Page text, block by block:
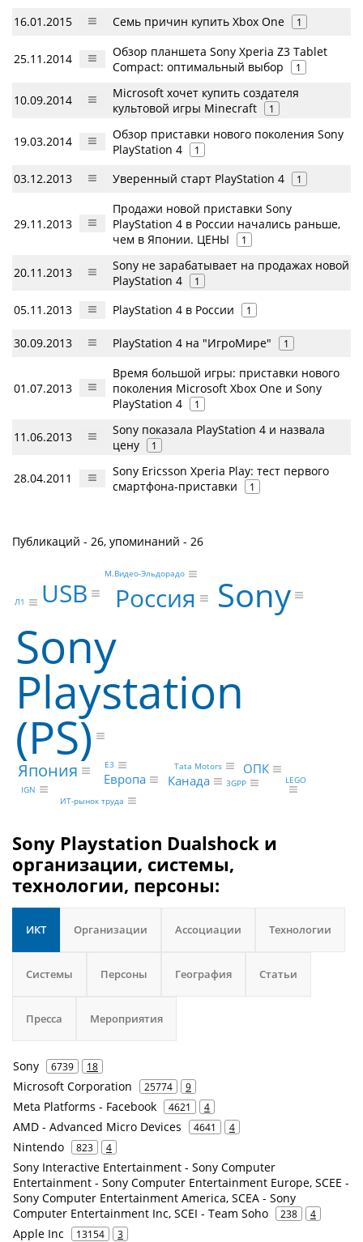
16.01.2015 Семь причин купить Xbox One 1
25.11.2014
Обзор планшета Sony Xperia Z3 Tablet
Compact: оптимальный выбор
1
10.09.2014
Microsoft хочет купить создателя
культовой игры Minecraft
1
19.03.2014
Обзор приставки нового поколения Sony
PlayStation 4
1
03.12.2013 Уверенный старт PlayStation 4 1
29.11.2013
Продажи новой приставки Sony
PlayStation 4 в России начались раньше,
чем в Японии. ЦЕНЫ
1
20.11.2013
Sony не зарабатывает на продажах новой
PlayStation 4
1
05.11.2013 PlayStation 4 в России 1
30.09.2013 PlayStation 4 на "ИгроМире" 1
01.07.2013
Время большой игры: приставки нового
поколения Microsoft Xbox One и Sony
PlayStation 4
1
11.06.2013
Sony показала PlayStation 4 и назвала
цену
1
28.04.2011
Sony Ericsson Xperia Play: тест первого
смартфона-приставки
1
Публикаций - 26, упоминаний - 26
Sony
Playstation
(PS)
Sony
Россия
USB
Япония Европа Канада
ОПК
М.Видео-Эльдорадо
LEGO
Tata Motors
IGN
Л1
3GPP
ИТ-рынок труда
E3
Sony Playstation Dualshock и
организации, системы,
технологии, персоны:
ИКТ Организации Ассоциации Технологии
Системы Персоны География Статьи
Пресса Мероприятия
Sony 6739 18
Microsoft Corporation 25774 9
Meta Platforms - Facebook 4621 4
AMD - Advanced Micro Devices 4641 4
Nintendo 823 4
Sony Interactive Entertainment - Sony Computer
Entertainment - Sony Computer Entertainment Europe, SCEE -
Sony Computer Entertainment America, SCEA - Sony
Computer Entertainment Inc, SCEI - Team Soho
238 4
Apple Inc 13154 3